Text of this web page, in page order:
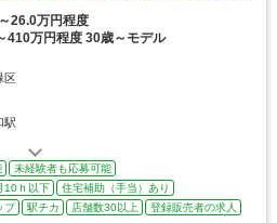
26.0万円程度
410万円程度 30歳～モデル
区
駅
未経験者も応募可能
10ｈ以下
住宅補助（手当）あり
プ 駅チカ 店舗数30以上
登録販売者の求人